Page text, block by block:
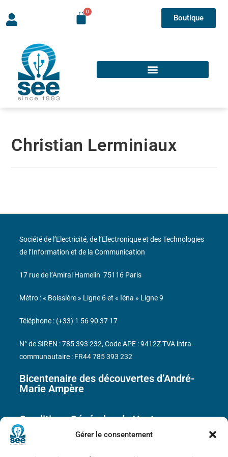
Gérer le consentement
Boutique
Christian Lerminiaux
Bicentenaire des découvertes d’André-
Marie Ampère
Conditions Générales de Vente
Société de l’Electricité, de l’Electronique et des Technologies
de l’Information et de la Communication
17 rue de l’Amiral Hamelin 75116 Paris
Métro : « Boissière » Ligne 6 et « Iéna » Ligne 9
Téléphone : (+33) 1 56 90 37 17
N° de SIREN : 785 393 232, Code APE : 9412Z TVA intra-
communautaire : FR44 785 393 232